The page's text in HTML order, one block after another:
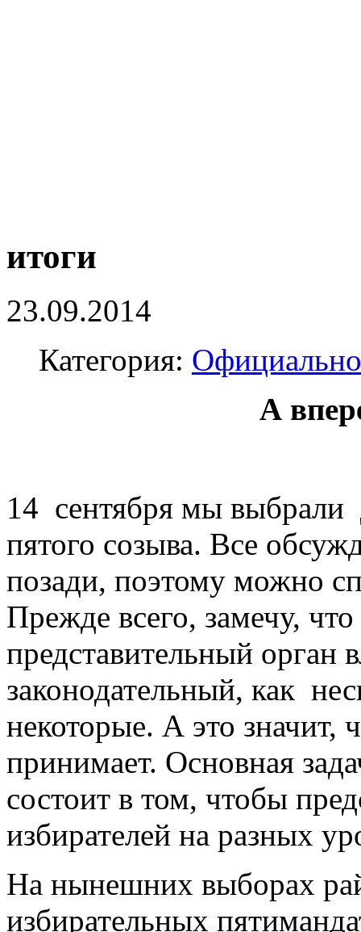
итоги
23.09.2014
Категория: Официально
А
14 сентября мы
пятого созыва. Все
позади, поэтому можно
Прежде всего, замечу,
представительный орган
законодательный, как
некоторые. А это значит,
принимает. Основная
состоит в том, чтобы
избирателей на разных
На нынешних выборах
избирательных